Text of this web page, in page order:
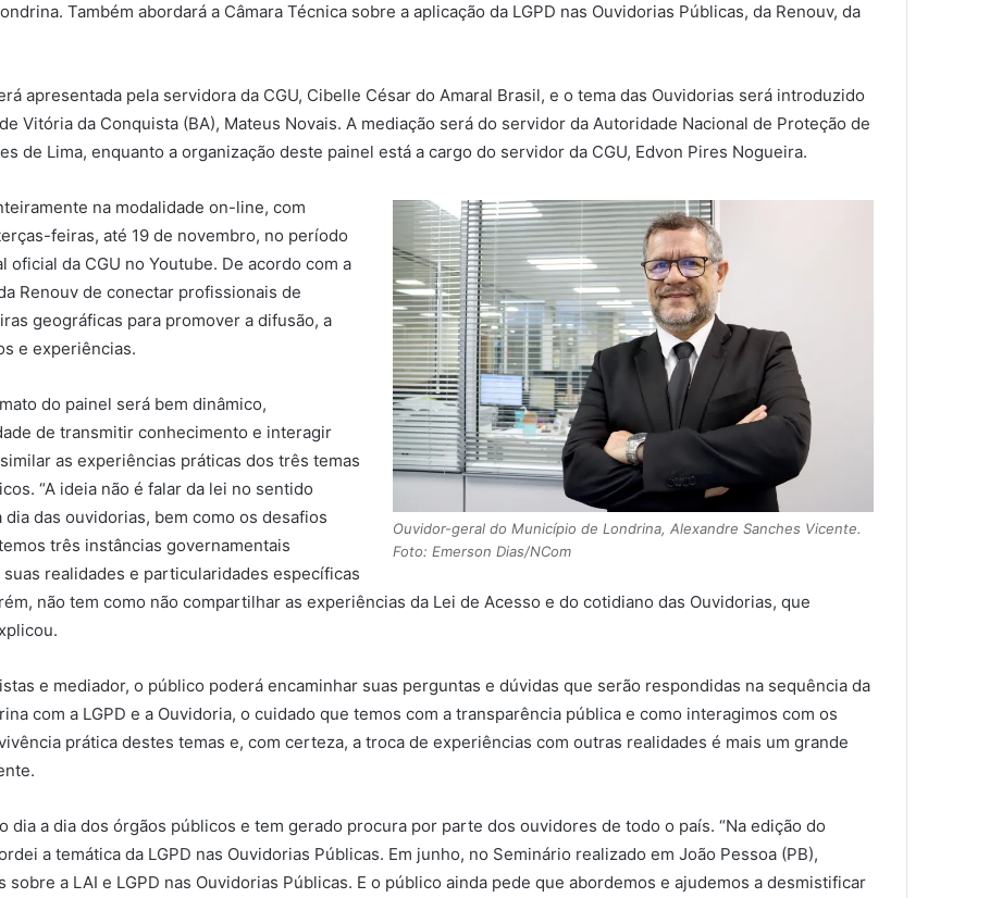
Também abordará a Câmara Técnica sobre a aplicação da LGPD nas Ouvidorias Públicas, da Renouv, da
apresentada pela servidora da CGU, Cibelle César do Amaral Brasil, e o tema das Ouvidorias será introduzido
Vitória da Conquista (BA), Mateus Novais. A mediação será do servidor da Autoridade Nacional de Proteção de
de Lima, enquanto a organização deste painel está a cargo do servidor da CGU, Edvon Pires Nogueira.
Ouvidor-geral do Município de Londrina, Alexandre Sanches Vicente.
Foto: Emerson Dias/NCom
na modalidade on-line, com
feiras, até 19 de novembro, no período
da CGU no Youtube. De acordo com a
Renouv de conectar profissionais de
geográficas para promover a difusão, a
e experiências.
do painel será bem dinâmico,
de transmitir conhecimento e interagir
as experiências práticas dos três temas
“A ideia não é falar da lei no sentido
das ouvidorias, bem como os desafios
três instâncias governamentais
realidades e particularidades específicas
não tem como não compartilhar as experiências da Lei de Acesso e do cotidiano das Ouvidorias, que
e mediador, o público poderá encaminhar suas perguntas e dúvidas que serão respondidas na sequência da
com a LGPD e a Ouvidoria, o cuidado que temos com a transparência pública e como interagimos com os
prática destes temas e, com certeza, a troca de experiências com outras realidades é mais um grande
dia a dia dos órgãos públicos e tem gerado procura por parte dos ouvidores de todo o país. “Na edição do
a temática da LGPD nas Ouvidorias Públicas. Em junho, no Seminário realizado em João Pessoa (PB),
a LAI e LGPD nas Ouvidorias Públicas. E o público ainda pede que abordemos e ajudemos a desmistificar